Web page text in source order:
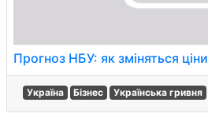
Прогноз НБУ: як зміняться ціни
Україна Бізнес Українська гривня